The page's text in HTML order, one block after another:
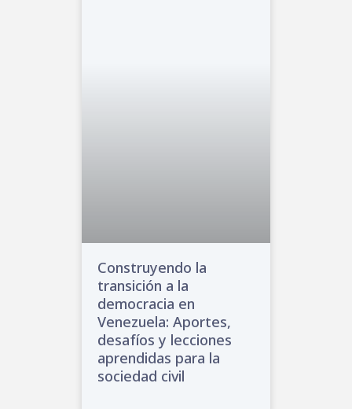
Construyendo la
transición a la
democracia en
Venezuela: Aportes,
desafíos y lecciones
aprendidas para la
sociedad civil